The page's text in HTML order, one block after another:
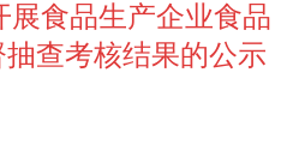
展食品生产企业食品
查考核结果的公示